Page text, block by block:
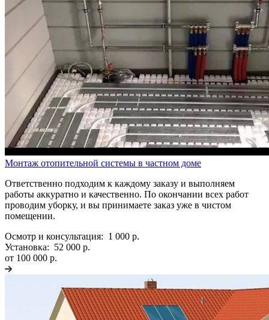
Монтаж отопительной системы в частном доме
Ответственно подходим к каждому заказу и выполняем
работы аккуратно и качественно. По окончании всех работ
проводим уборку, и вы принимаете заказ уже в чистом
помещении.
Осмотр и консультация: 1 000 р.
Установка: 52 000 р.
от 100 000 р.